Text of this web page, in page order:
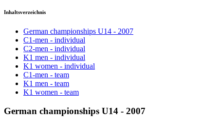
Inhaltsverzeichnis
German championships U14 - 2007
C1-men - individual
C2-men - individual
K1 men - individual
K1 women - individual
C1-men - team
K1 men - team
K1 women - team
German championships U14 - 2007